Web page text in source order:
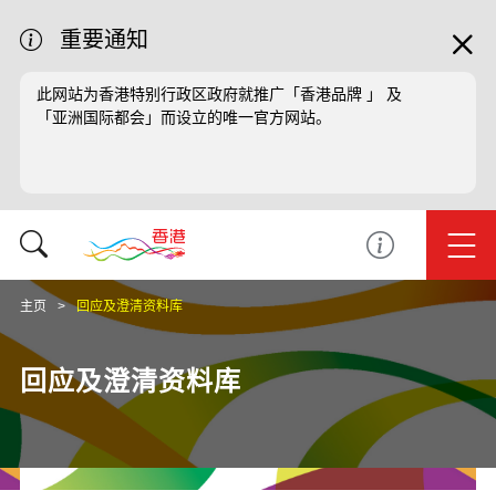
重要通知
此网站为香港特别行政区政府就推广「香港品牌 」 及
「亚洲国际都会」而设立的唯一官方网站。
主页 回应及澄清资料库
回应及澄清资料库